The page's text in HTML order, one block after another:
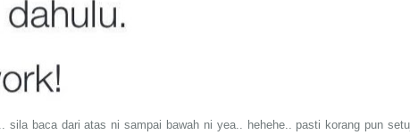
sila baca dari atas ni sampai bawah ni yea.. hehehe.. pasti korang pun